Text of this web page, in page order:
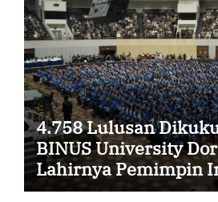
4.758 Lulusan
BINUS University
Lahirnya Pemimpin
Berdampak